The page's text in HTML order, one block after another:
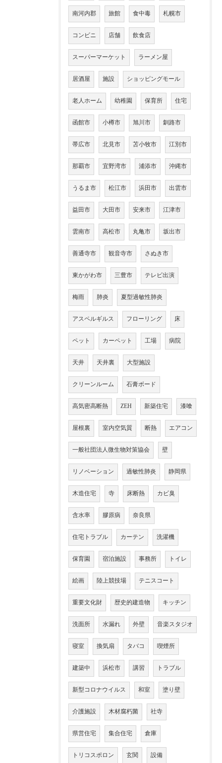
南河内郡 旅館 食中毒 札幌市
コンビニ 店舗 飲食店
スーパーマーケット ラーメン屋
居酒屋 施設 ショッピングモール
老人ホーム 幼稚園 保育所 住宅
函館市 小樽市 旭川市 釧路市
帯広市 北見市 苫小牧市 江別市
那覇市 宜野湾市 浦添市 沖縄市
うるま市 松江市 浜田市 出雲市
益田市 大田市 安来市 江津市
雲南市 高松市 丸亀市 坂出市
善通寺市 観音寺市 さぬき市
東かがわ市 三豊市 テレビ出演
梅雨 肺炎 夏型過敏性肺炎
アスペルギルス フローリング 床
ペット カーペット 工場 病院
天井 天井裏 大型施設
クリーンルーム 石膏ボード
高気密高断熱 ZEH 新築住宅 漆喰
屋根裏 室内空気質 断熱 エアコン
一般社団法人微生物対策協会 壁
リノベーション 過敏性肺炎 静岡県
木造住宅 寺 床断熱 カビ臭
含水率 膠原病 奈良県
住宅トラブル カーテン 洗濯機
保育園 宿泊施設 事務所 トイレ
絵画 陸上競技場 テニスコート
重要文化財 歴史的建造物 キッチン
洗面所 水漏れ 外壁 音楽スタジオ
寝室 換気扇 タバコ 喫煙所
建築中 浜松市 講習 トラブル
新型コロナウイルス 和室 塗り壁
介護施設 木材腐朽菌 社寺
県営住宅 集合住宅 倉庫
トリコスポロン 玄関 設備